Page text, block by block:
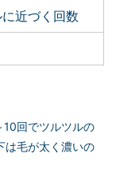
近づく回数
回でツルツルの
は毛が太く濃いの